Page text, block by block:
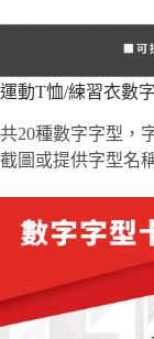
運動T恤/練習衣數
共20種數字字型，
截圖或提供字型名